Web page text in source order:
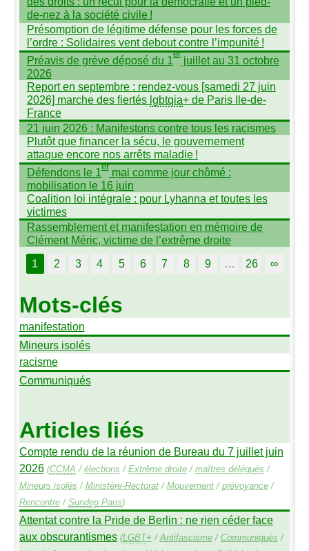
de-nez à la société civile !
Présomption de légitime défense pour les forces de
l’ordre : Solidaires vent debout contre l’impunité !
Préavis de grève déposé du 1erjuillet au 31 octobre
2026
Report en septembre : rendez-vous [samedi 27 juin
2026] marche des fiertés lgbtqia+ de Paris Ile-de-
France
21 juin 2026 : Manifestons contre tous les racismes
Plutôt que financer la sécu, le gouvernement
attaque encore nos arrêts maladie !
Défendons le 1ermai comme jour chômé :
mobilisation le 16 juin
Coalition loi intégrale : pour Lyhanna et toutes les
victimes
Rassemblement et manifestation en mémoire de
Clément Méric, victime de l’extrême droite
1
2 3 4 5 6 7 8 9 … 26 ∞
Mots-clés
manifestation
Mineurs isolés
racisme
Communiqués
Articles liés
Compte rendu de la réunion de Bureau du 7 juillet juin
2026 (CCMA / élections / Extrême droite/ maîtres délégués /
Mineurs isolés / Ministère-Rectorat/ Mouvement/ prévoyance/
Rencontre/ SundepParis)
Attentat contre la Pride de Berlin : ne rien céder face
aux obscurantismes (LGBT+ / Antifascisme/ Communiqués /